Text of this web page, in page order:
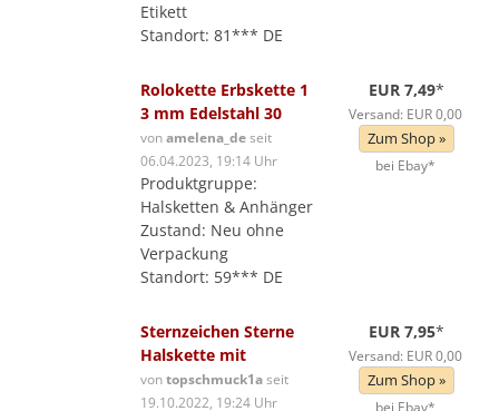
Etikett
Standort: 81*** DE
Rolokette Erbskette 1
3 mm Edelstahl 30
vonamelena_deseit
06.04.2023, 19:14 Uhr
Produktgruppe:
Halsketten & Anhänger
Zustand: Neu ohne
Verpackung
Standort: 59*** DE
EUR 7,49*
Versand: EUR 0,00
Zum Shop »
bei Ebay*
Sternzeichen Sterne
Halskette mit
vontopschmuck1aseit
19.10.2022, 19:24 Uhr
EUR 7,95*
Versand: EUR 0,00
Zum Shop »
bei Ebay*